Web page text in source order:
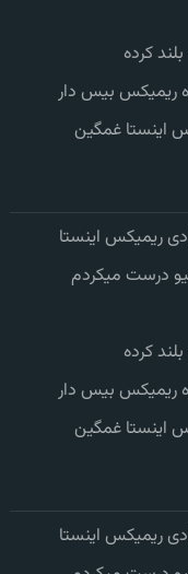
کرده
ریمیکس بیس دار
اینستا غمگین
ریمیکس اینستا
درست میکردم
کرده
ریمیکس بیس دار
اینستا غمگین
ریمیکس اینستا